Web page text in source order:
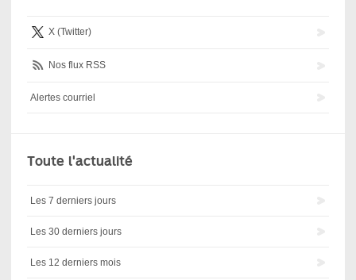
X (Twitter)
Nos flux RSS
Alertes courriel
Toute l'actualité
Les 7 derniers jours
Les 30 derniers jours
Les 12 derniers mois